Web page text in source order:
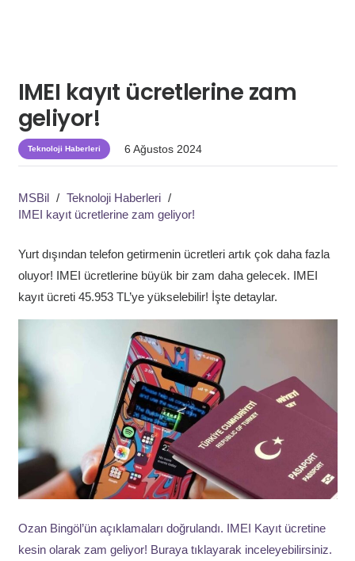
IMEI kayıt ücretlerine zam
geliyor!
Teknoloji Haberleri 6 Ağustos 2024
MSBil / Teknoloji Haberleri /
IMEI kayıt ücretlerine zam geliyor!
Yurt dışından telefon getirmenin ücretleri artık çok daha fazla
oluyor! IMEI ücretlerine büyük bir zam daha gelecek. IMEI
kayıt ücreti 45.953 TL’ye yükselebilir! İşte detaylar.
Ozan Bingöl’ün açıklamaları doğrulandı. IMEI Kayıt ücretine
kesin olarak zam geliyor! Buraya tıklayarak inceleyebilirsiniz.